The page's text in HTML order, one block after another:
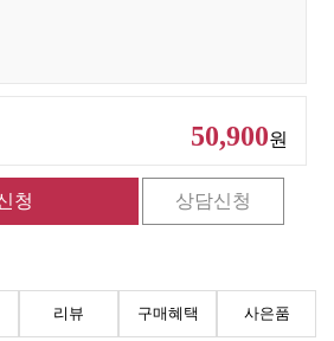
50,900원
리뷰 구매혜택 사은품